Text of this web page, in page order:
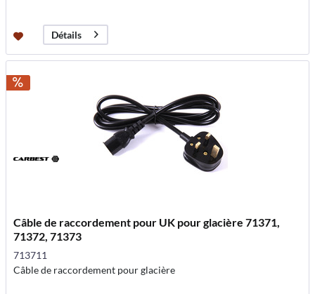
Détails
Câble de raccordement pour UK pour glacière 71371,
71372, 71373
713711
Câble de raccordement pour glacière